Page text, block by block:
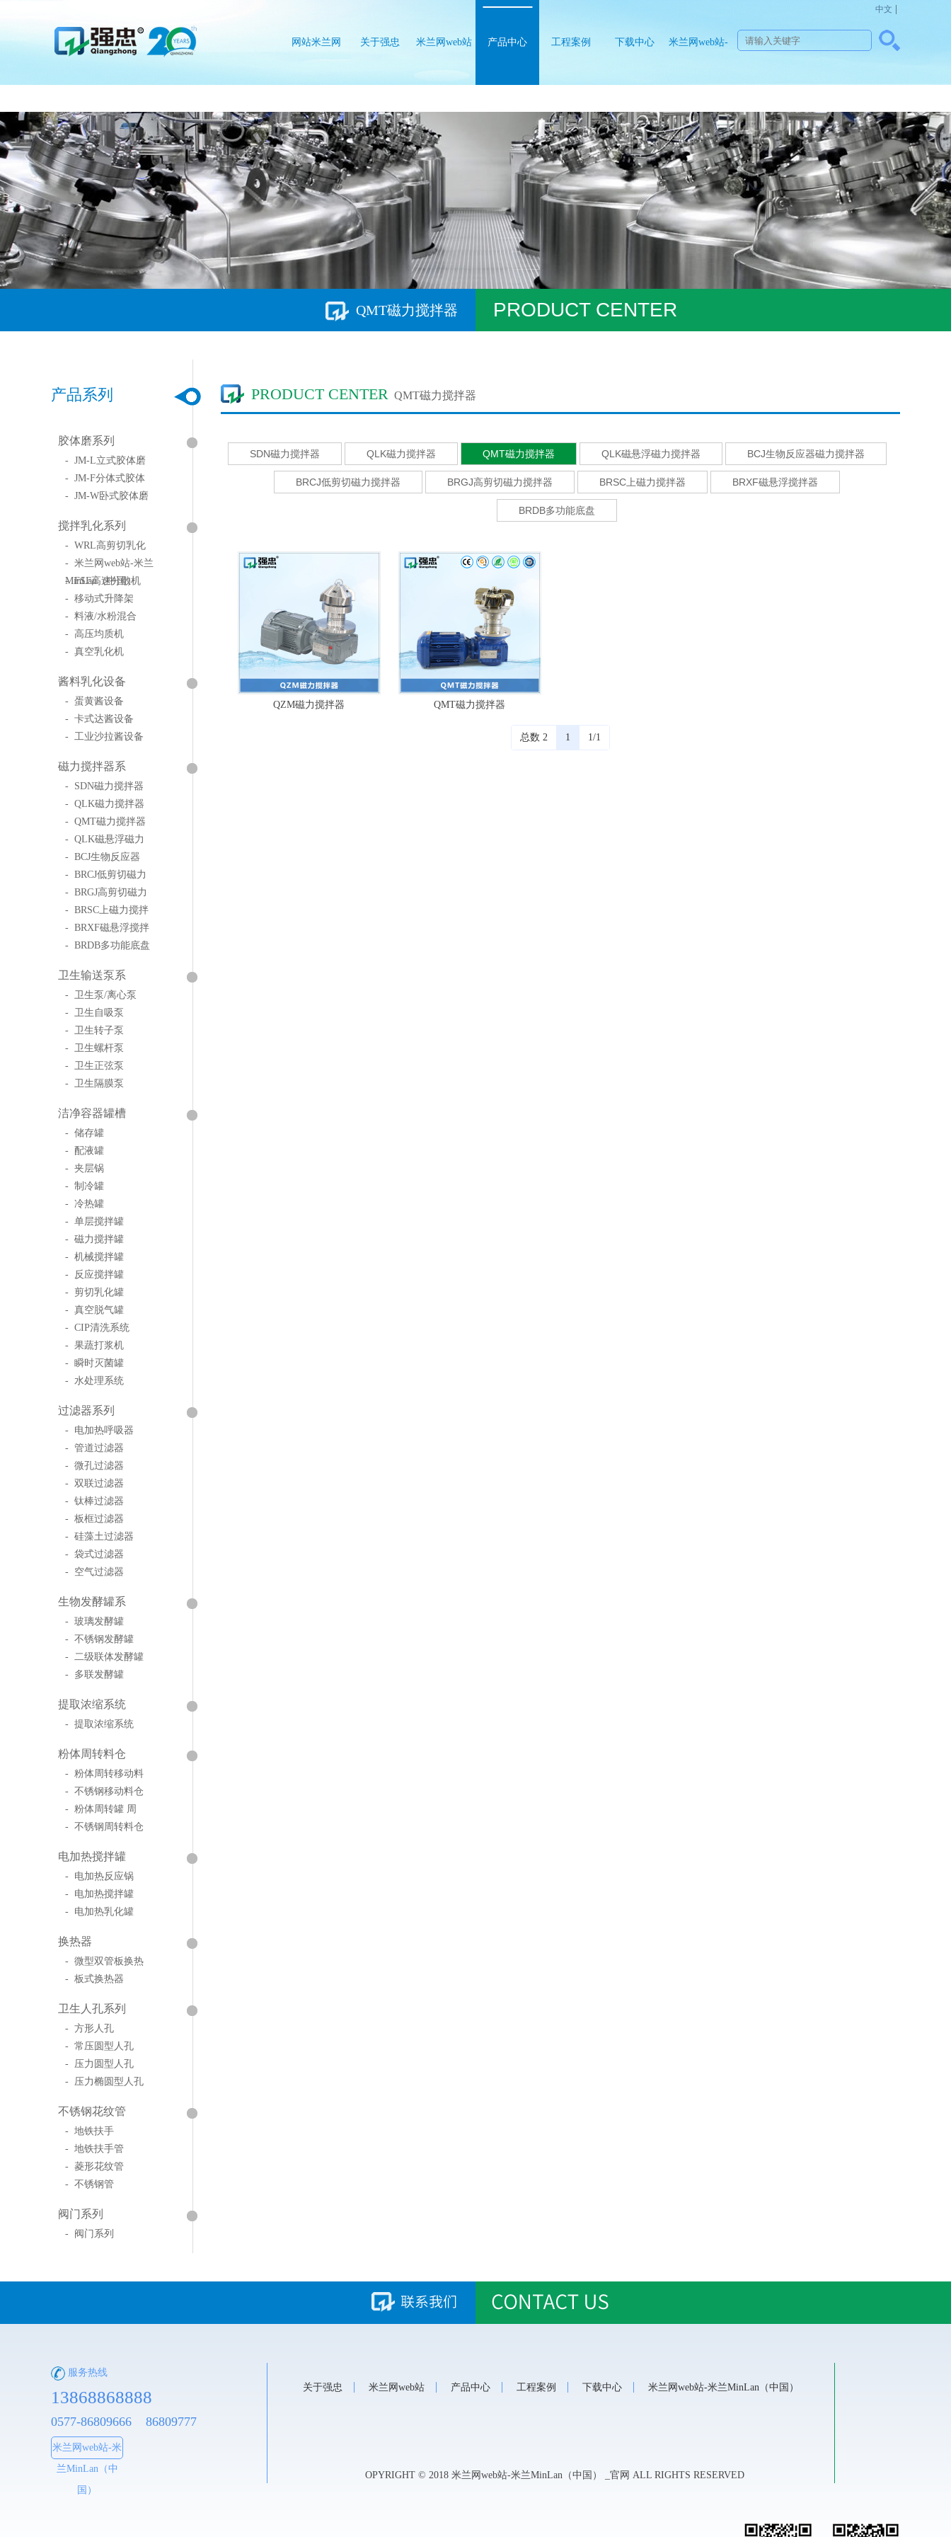
中文
网站米兰网
web站
关于强忠 米兰网web站 产品中心 工程案例 下载中心 米兰网web站-
米兰
MinLan（中
QMT磁力搅拌器 PRODUCT CENTER
产品系列
胶体磨系列
- JM-L立式胶体磨
- JM-F分体式胶体
- JM-W卧式胶体磨
搅拌乳化系列
- WRL高剪切乳化
- 米兰网web站-米兰
MinLan（中国）
- FSF高速分散机
- 移动式升降架
- 料液/水粉混合
- 高压均质机
- 真空乳化机
酱料乳化设备
- 蛋黄酱设备
- 卡式达酱设备
- 工业沙拉酱设备
磁力搅拌器系
- SDN磁力搅拌器
- QLK磁力搅拌器
- QMT磁力搅拌器
- QLK磁悬浮磁力
- BCJ生物反应器
- BRCJ低剪切磁力
- BRGJ高剪切磁力
- BRSC上磁力搅拌
- BRXF磁悬浮搅拌
- BRDB多功能底盘
卫生输送泵系
- 卫生泵/离心泵
- 卫生自吸泵
- 卫生转子泵
- 卫生螺杆泵
- 卫生正弦泵
- 卫生隔膜泵
洁净容器罐槽
- 储存罐
- 配液罐
- 夹层锅
- 制冷罐
- 冷热罐
- 单层搅拌罐
- 磁力搅拌罐
- 机械搅拌罐
- 反应搅拌罐
- 剪切乳化罐
- 真空脱气罐
- CIP清洗系统
- 果蔬打浆机
- 瞬时灭菌罐
- 水处理系统
过滤器系列
- 电加热呼吸器
- 管道过滤器
- 微孔过滤器
- 双联过滤器
- 钛棒过滤器
- 板框过滤器
- 硅藻土过滤器
- 袋式过滤器
- 空气过滤器
生物发酵罐系
- 玻璃发酵罐
- 不锈钢发酵罐
- 二级联体发酵罐
- 多联发酵罐
提取浓缩系统
- 提取浓缩系统
粉体周转料仓
- 粉体周转移动料
- 不锈钢移动料仓
- 粉体周转罐 周
- 不锈钢周转料仓
电加热搅拌罐
- 电加热反应锅
- 电加热搅拌罐
- 电加热乳化罐
换热器
- 微型双管板换热
- 板式换热器
卫生人孔系列
- 方形人孔
- 常压圆型人孔
- 压力圆型人孔
- 压力椭圆型人孔
不锈钢花纹管
- 地铁扶手
- 地铁扶手管
- 菱形花纹管
- 不锈钢管
阀门系列
- 阀门系列
PRODUCT CENTER QMT磁力搅拌器
SDN磁力搅拌器 QLK磁力搅拌器 QMT磁力搅拌器 QLK磁悬浮磁力搅拌器 BCJ生物反应器磁力搅拌器
BRCJ低剪切磁力搅拌器 BRGJ高剪切磁力搅拌器 BRSC上磁力搅拌器 BRXF磁悬浮搅拌器
BRDB多功能底盘
QZM磁力搅拌器 QMT磁力搅拌器
总数 2 1 1/1
服务热线
13868868888
0577-86809666 86809777
米兰网web站-米
兰MinLan（中
国）
关于强忠 米兰网web站 产品中心 工程案例 下载中心 米兰网web站-米兰MinLan（中国）
OPYRIGHT © 2018 米兰网web站-米兰MinLan（中国） _官网 ALL RIGHTS RESERVED